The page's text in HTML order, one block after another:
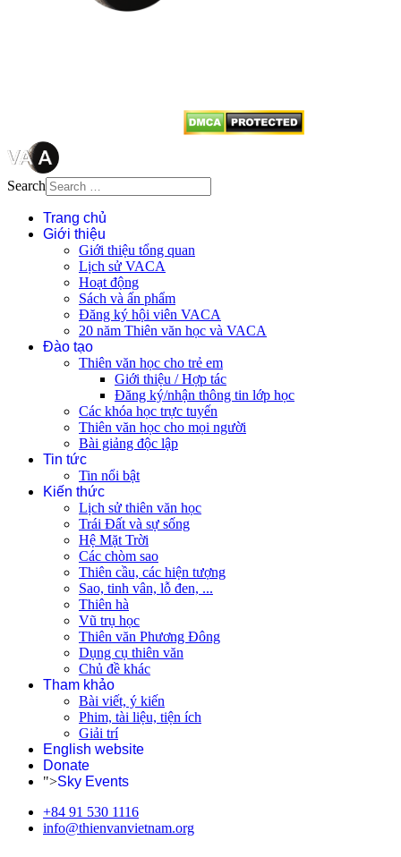
Search
Trang chủ
Giới thiệu
Giới thiệu tổng quan
Lịch sử VACA
Hoạt động
Sách và ấn phẩm
Đăng ký hội viên VACA
20 năm Thiên văn học và VACA
Đào tạo
Thiên văn học cho trẻ em
Giới thiệu / Hợp tác
Đăng ký/nhận thông tin lớp học
Các khóa học trực tuyến
Thiên văn học cho mọi người
Bài giảng độc lập
Tin tức
Tin nổi bật
Kiến thức
Lịch sử thiên văn học
Trái Đất và sự sống
Hệ Mặt Trời
Các chòm sao
Thiên cầu, các hiện tượng
Sao, tinh vân, lỗ đen, ...
Thiên hà
Vũ trụ học
Thiên văn Phương Đông
Dụng cụ thiên văn
Chủ đề khác
Tham khảo
Bài viết, ý kiến
Phim, tài liệu, tiện ích
Giải trí
English website
Donate
">Sky Events
+84 91 530 1116
info@thienvanvietnam.org